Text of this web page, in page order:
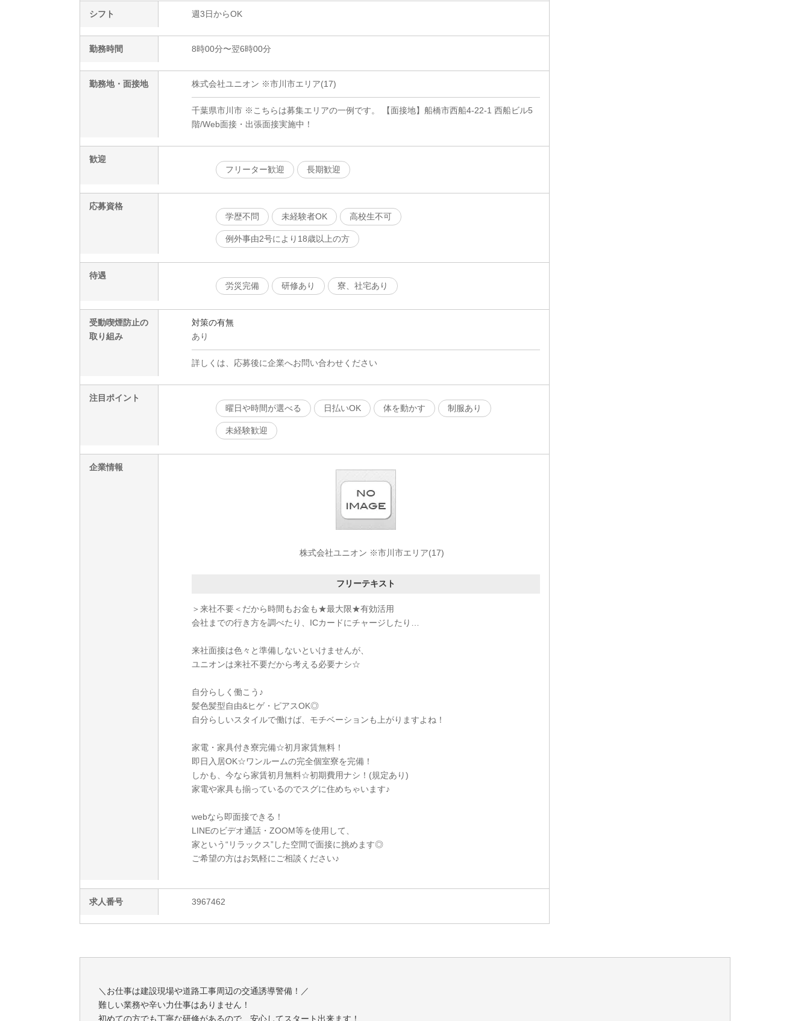
シフト 週3日からOK
勤務時間 8時00分〜翌6時00分
勤務地・面接地 株式会社ユニオン ※市川市エリア(17)
千葉県市川市 ※こちらは募集エリアの一例です。 【面接地】船橋市西船4-22-1 西船ビル5
階/Web面接・出張面接実施中！
歓迎
フリーター歓迎
長期歓迎
応募資格
学歴不問
未経験者OK 高校生不可
例外事由2号により18歳以上の方
待遇
労災完備
研修あり 寮、社宅あり
受動喫煙防止の
取り組み
対策の有無
あり
詳しくは、応募後に企業へお問い合わせください
注目ポイント
曜日や時間が選べる
日払いOK 体を動かす 制服あり
未経験歓迎
企業情報
株式会社ユニオン ※市川市エリア(17)
フリーテキスト
＞来社不要＜だから時間もお金も★最大限★有効活用
会社までの行き方を調べたり、ICカードにチャージしたり…
来社面接は色々と準備しないといけませんが、
ユニオンは来社不要だから考える必要ナシ☆
自分らしく働こう♪
髪色髪型自由&ヒゲ・ピアスOK◎
自分らしいスタイルで働けば、モチベーションも上がりますよね！
家電・家具付き寮完備☆初月家賃無料！
即日入居OK☆ワンルームの完全個室寮を完備！
しかも、今なら家賃初月無料☆初期費用ナシ！(規定あり)
家電や家具も揃っているのでスグに住めちゃいます♪
webなら即面接できる！
LINEのビデオ通話・ZOOM等を使用して、
家という“リラックス”した空間で面接に挑めます◎
ご希望の方はお気軽にご相談ください♪
求人番号 3967462
＼お仕事は建設現場や道路工事周辺の交通誘導警備！／
難しい業務や辛い力仕事はありません！
初めての方でも丁寧な研修があるので、安心してスタート出来ます！